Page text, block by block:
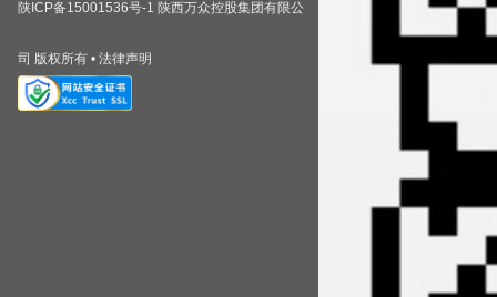
陕ICP备15001536号-1 陕西万众控股集团有限公
司 版权所有 • 法律声明